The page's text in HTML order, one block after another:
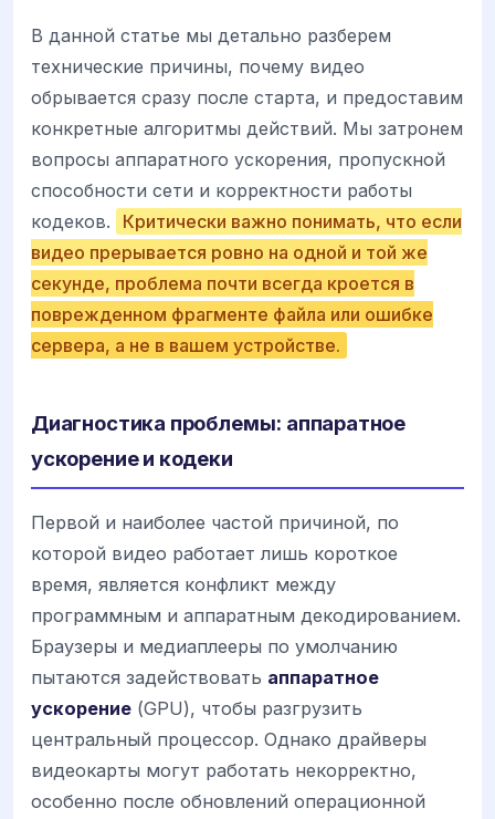
В данной статье мы детально разберем
технические причины, почему видео
обрывается сразу после старта, и предоставим
конкретные алгоритмы действий. Мы затронем
вопросы аппаратного ускорения, пропускной
способности сети и корректности работы
кодеков.
Критически важно понимать, что если
видео прерывается ровно на одной и той же
секунде, проблема почти всегда кроется в
поврежденном фрагменте файла или ошибке
сервера, а не в вашем устройстве.
Диагностика проблемы: аппаратное
ускорение и кодеки
Первой и наиболее частой причиной, по
которой видео работает лишь короткое
время, является конфликт между
программным и аппаратным декодированием.
Браузеры и медиаплееры по умолчанию
пытаются задействовать аппаратное
ускорение (GPU), чтобы разгрузить
центральный процессор. Однако драйверы
видеокарты могут работать некорректно,
особенно после обновлений операционной